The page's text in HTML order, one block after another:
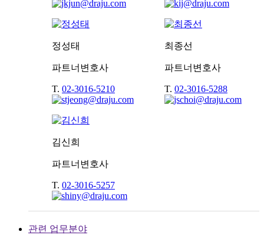
정성태
파트너변호사
T. 02-3016-5210
최종선
파트너변호사
T. 02-3016-5288
김신희
파트너변호사
T. 02-3016-5257
관련 업무분야